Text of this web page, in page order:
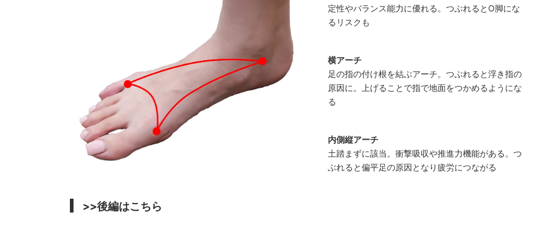
定性やバランス能力に優れる。つぶれるとO脚にな
るリスクも
横アーチ
足の指の付け根を結ぶアーチ。つぶれると浮き指の
原因に。上げることで指で地面をつかめるようにな
る
内側縦アーチ
土踏まずに該当。衝撃吸収や推進力機能がある。つ
ぶれると偏平足の原因となり疲労につながる
>>後編はこちら